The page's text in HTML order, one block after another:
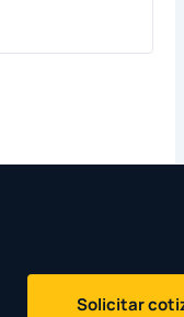
Solicitar